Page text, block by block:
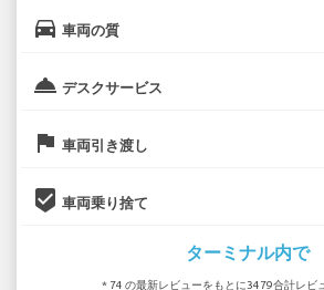
directions_car 車両の質
room_service デスクサービス
flag 車両引き渡し
beenhere 車両乗り捨て
ターミナル内で
* 74 の最新レビューをもとに3479合計レビ